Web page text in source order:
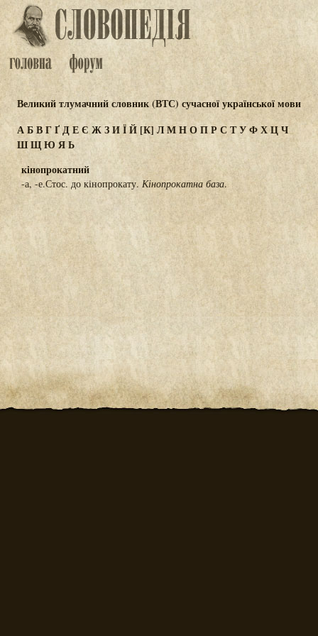
Великий тлумачний словник (ВТС) сучасної української мови
АБВГҐДЕЄ ЖЗИЇЙ [К] ЛМНОПР СТУФХЦЧ
ШЩЮЯЬ
кінопрокатний
-а, -е.Стос. до кінопрокату. Кінопрокатна база.